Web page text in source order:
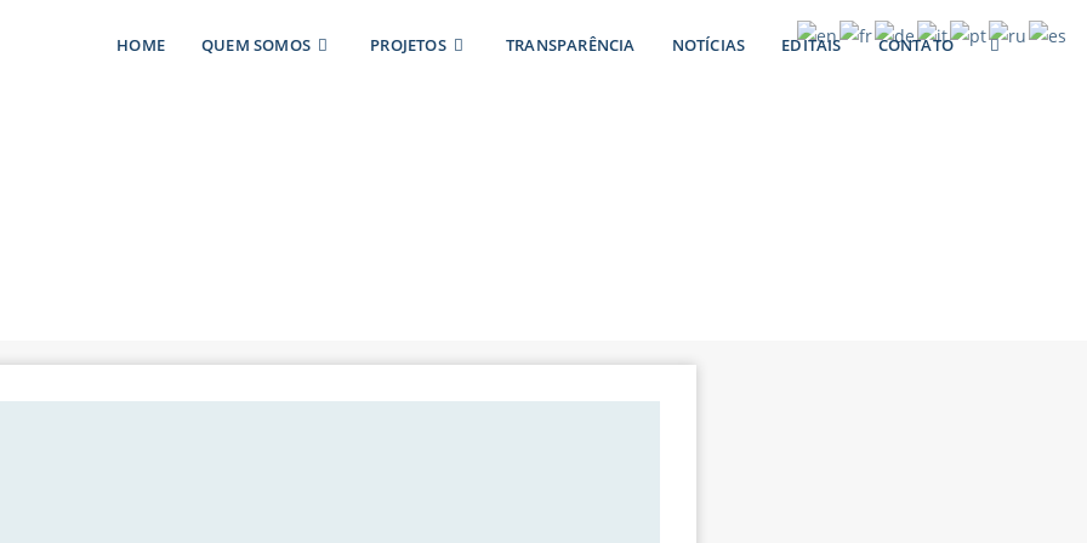
HOME QUEM SOMOS PROJETOS TRANSPARÊNCIA NOTÍCIAS EDITAIS CONTATO